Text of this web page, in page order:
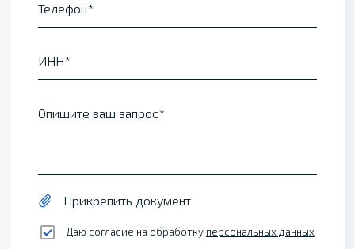
Телефон
ИНН
Опишите ваш запрос
Прикрепить документ
Даю согласие на обработку персональных данных